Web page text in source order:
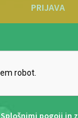
PRIJAVA
Splošnimi pogoji in z